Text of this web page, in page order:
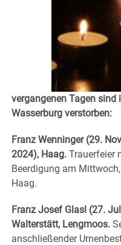
vergangenen Tagen
Wasserburg verstorben:
Franz Wenninger (29.
2024), Haag. Trauerfeier
Beerdigung am
Haag.
Franz Josef Glasl (27.
Walterstätt, Lengmoos.
anschließender